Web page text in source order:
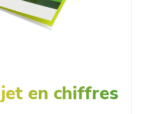
en chiffres